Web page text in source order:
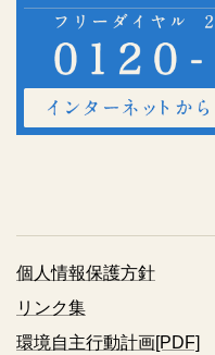
個人情報保護方針
リンク集
環境自主行動計画[PDF]